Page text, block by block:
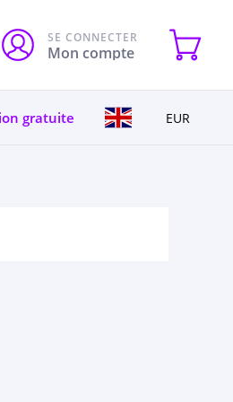
SE CONNECTER
Mon compte
gratuite EUR